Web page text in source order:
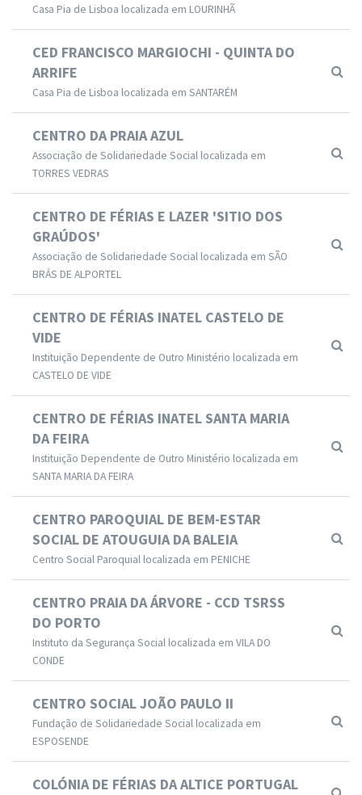
Casa Pia de Lisboa localizada em LOURINHÃ
CED FRANCISCO MARGIOCHI - QUINTA DO
ARRIFE
Casa Pia de Lisboa localizada em SANTARÉM
CENTRO DA PRAIA AZUL
Associação de Solidariedade Social localizada em
TORRES VEDRAS
CENTRO DE FÉRIAS E LAZER 'SITIO DOS
GRAÚDOS'
Associação de Solidariedade Social localizada em SÃO
BRÁS DE ALPORTEL
CENTRO DE FÉRIAS INATEL CASTELO DE
VIDE
Instituição Dependente de Outro Ministério localizada em
CASTELO DE VIDE
CENTRO DE FÉRIAS INATEL SANTA MARIA
DA FEIRA
Instituição Dependente de Outro Ministério localizada em
SANTA MARIA DA FEIRA
CENTRO PAROQUIAL DE BEM-ESTAR
SOCIAL DE ATOUGUIA DA BALEIA
Centro Social Paroquial localizada em PENICHE
CENTRO PRAIA DA ÁRVORE - CCD TSRSS
DO PORTO
Instituto da Segurança Social localizada em VILA DO
CONDE
CENTRO SOCIAL JOÃO PAULO II
Fundação de Solidariedade Social localizada em
ESPOSENDE
COLÓNIA DE FÉRIAS DA ALTICE PORTUGAL